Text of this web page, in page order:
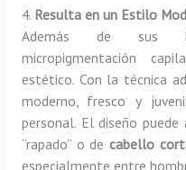
4. Resulta en un Estilo
Además de sus
micropigmentación
estético. Con la técnica
moderno, fresco y
personal. El diseño
“rapado” o de cabello
especialmente entre